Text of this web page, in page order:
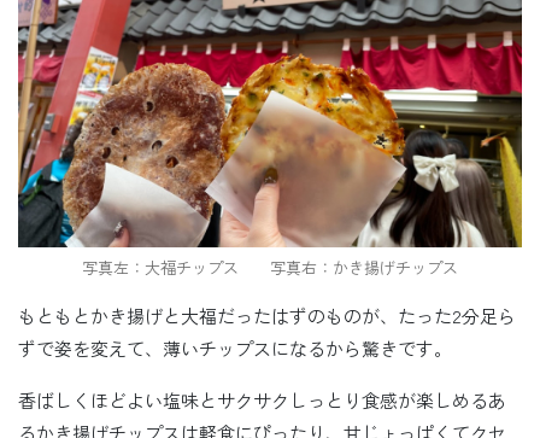
写真左：大福チップス 写真右：かき揚げチップス
もともとかき揚げと大福だったはずのものが、たった2分足ら
ずで姿を変えて、薄いチップスになるから驚きです。
香ばしくほどよい塩味とサクサクしっとり食感が楽しめるあ